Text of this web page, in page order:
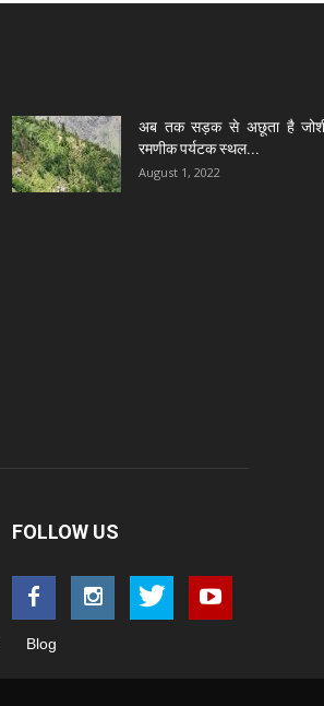
अब तक सड़क से अछूता है
रमणीक पर्यटक स्थल...
August 1, 2022
FOLLOW US
Blog